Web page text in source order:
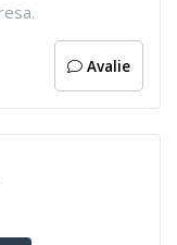
Avalie